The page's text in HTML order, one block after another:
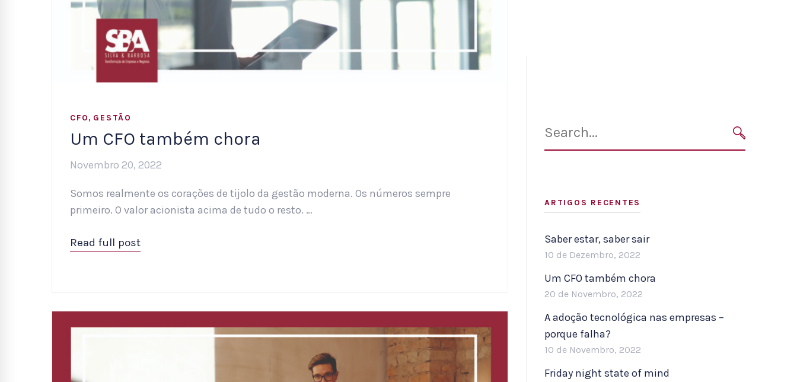
CFO, GESTÃO
Um CFO também chora
Novembro 20, 2022
Somos realmente os corações de tijolo da gestão moderna. Os números sempre
primeiro. O valor acionista acima de tudo o resto. …
Read full post
for:
SEARCH
ARTIGOS RECENTES
Saber estar, saber sair
10 de Dezembro, 2022
Um CFO também chora
20 de Novembro, 2022
A adoção tecnológica nas empresas –
porque falha?
10 de Novembro, 2022
Friday night state of mind